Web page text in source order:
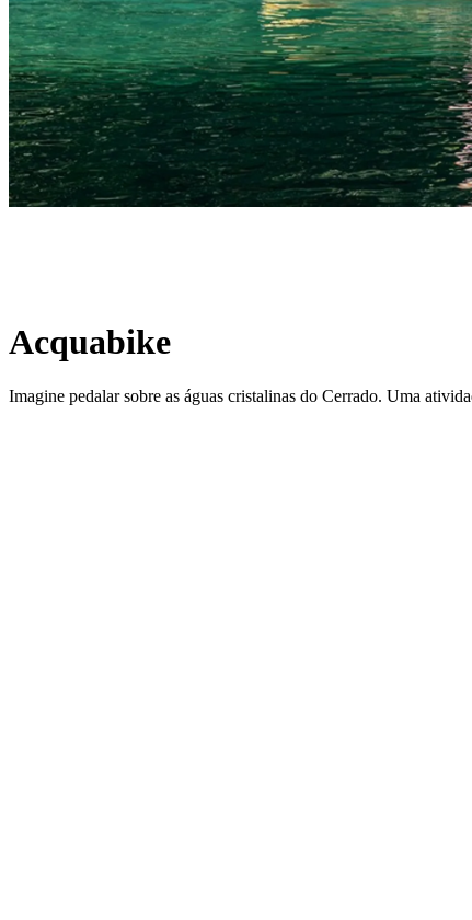
Acquabike
Imagine pedalar sobre as águas cristalinas do Cerrado. Uma